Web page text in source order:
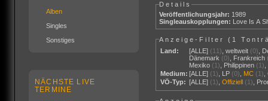
Alben
Singles
Sonstiges
NÄCHSTE LIVE
TERMINE
Details
Veröffentlichungsjahr: 1989
Singleauskopplungen: Love Is A
Anzeige-Filter ( 1
Land:
[ALLE] (11) ,weltweit (0)
Dänemark (0) Frankreich
Mexiko (1) Philippinen (1)
Medium: [ALLE] (1) LP (0) MC (1) ,
VÖ-Typ: [ALLE] (1) ,Offiziell (1)